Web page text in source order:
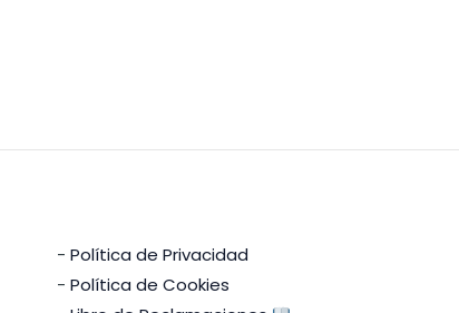
-Política de Privacidad
-Política de Cookies